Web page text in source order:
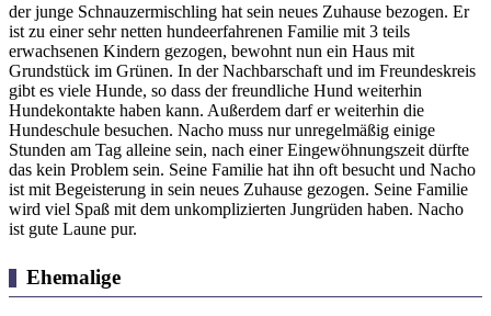
der junge Schnauzermischling hat sein neues Zuhause bezogen. Er
ist zu einer sehr netten hundeerfahrenen Familie mit 3 teils
erwachsenen Kindern gezogen, bewohnt nun ein Haus mit
Grundstück im Grünen. In der Nachbarschaft und im Freundeskreis
gibt es viele Hunde, so dass der freundliche Hund weiterhin
Hundekontakte haben kann. Außerdem darf er weiterhin die
Hundeschule besuchen. Nacho muss nur unregelmäßig einige
Stunden am Tag alleine sein, nach einer Eingewöhnungszeit dürfte
das kein Problem sein. Seine Familie hat ihn oft besucht und Nacho
ist mit Begeisterung in sein neues Zuhause gezogen. Seine Familie
wird viel Spaß mit dem unkomplizierten Jungrüden haben. Nacho
ist gute Laune pur.
Ehemalige